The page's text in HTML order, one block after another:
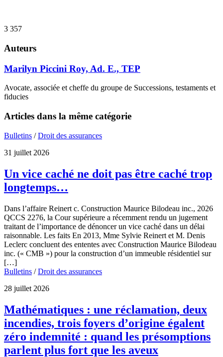
3 357
Auteurs
Marilyn Piccini Roy, Ad. E., TEP
Avocate, associée et cheffe du groupe de Successions, testaments et
fiducies
Articles dans la même catégorie
Bulletins /Droit des assurances
31 juillet 2026
Un vice caché ne doit pas être caché trop
longtemps…
Dans l’affaire Reinert c. Construction Maurice Bilodeau inc., 2026
QCCS 2276, la Cour supérieure a récemment rendu un jugement
traitant de l’importance de dénoncer un vice caché dans un délai
raisonnable. Les faits En 2013, Mme Sylvie Reinert et M. Denis
Leclerc concluent des ententes avec Construction Maurice Bilodeau
inc. (« CMB ») pour la construction d’un immeuble résidentiel sur
[…]
Bulletins /Droit des assurances
28 juillet 2026
Mathématiques : une réclamation, deux
incendies, trois foyers d’origine égalent
zéro indemnité : quand les présomptions
parlent plus fort que les aveux